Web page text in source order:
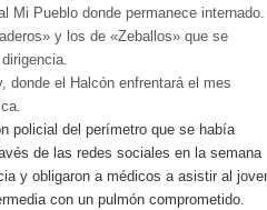
Mi Pueblo donde permanece internado.
y los de «Zeballos» que se
donde el Halcón enfrentará el mes
policial del perímetro que se había
de las redes sociales en la semana
y obligaron a médicos a asistir al
con un pulmón comprometido.